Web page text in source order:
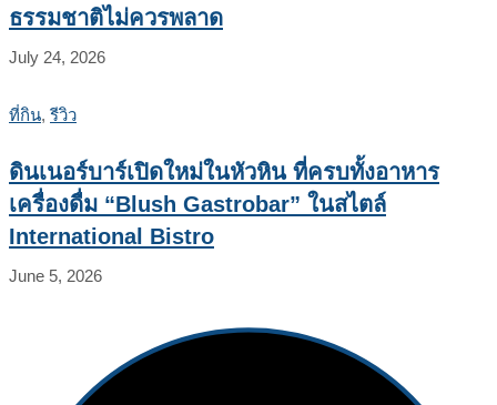
ธรรมชาติไม่ควรพลาด
July 24, 2026
ที่กิน, รีวิว
ดินเนอร์บาร์เปิดใหม่ในหัวหิน ที่ครบทั้งอาหาร
เครื่องดื่ม “Blush Gastrobar” ในสไตล์
International Bistro
June 5, 2026